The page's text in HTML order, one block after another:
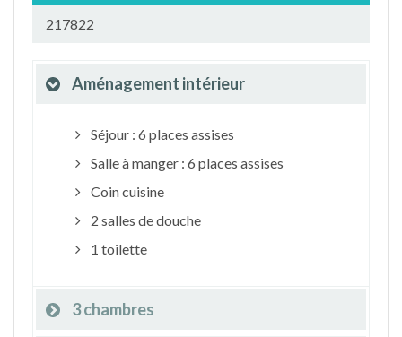
217822
Aménagement intérieur
Séjour : 6 places assises
Salle à manger : 6 places assises
Coin cuisine
2 salles de douche
1 toilette
3 chambres